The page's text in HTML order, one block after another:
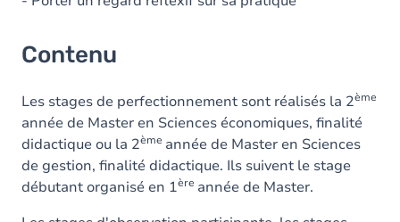
Contenu
Les stages de perfectionnement sont réalisés la 2ème
année de Master en Sciences économiques, finalité
didactique ou la 2ème année de Master en Sciences
de gestion, finalité didactique. Ils suivent le stage
débutant organisé en 1ère année de Master.